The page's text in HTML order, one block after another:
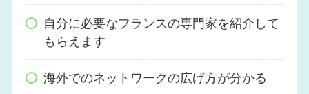
自分に必要なフランスの専門家を紹介して
もらえます
海外でのネットワークの広げ方が分かる